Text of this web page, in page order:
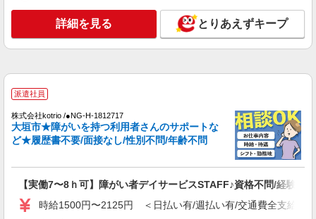
時給1500円〜2125円 ＜日払い有/週払い有/交
通費全支給(ガソリン代含む)＞
キープ 詳細を見る
株式会社kotrio /●NG-H-2093137
北大垣駅★未経験OKの人間関係に悩まない職
時給1500円〜2125円 ＜日払い有/週払い有/交
通費全支給(ガソリン代含む)＞
北大垣市
詳細を見る とりあえずキープ
派遣社員
株式会社kotrio /●NG-H-1812717
大垣市★障がいを持つ利用者さんのサポートな
ど★履歴書不要/面接なし/性別不問/年齢不問
【実働7〜8ｈ可】障がい者デイサービスSTAFF♪資格不問/経験不問
時給1500円〜2125円 ＜日払い有/週払い有/交通費全支給(ガ